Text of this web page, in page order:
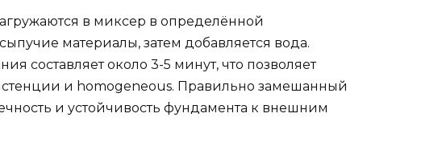
в миксер в определённой
материалы, затем добавляется вода.
составляет около 3-5 минут, что позволяет
и homogeneous. Правильно замешанный
и устойчивость фундамента к внешним